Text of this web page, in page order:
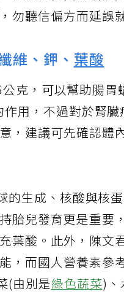
勿聽信偏方而延誤
維、鉀、葉酸
克，可以幫助腸胃
用，不過對於腎臟
，建議可先確認體
生成、核酸與核
胎兒發育更是重要
葉酸。此外，陳文
，而國人營養素參
(由別是綠色蔬菜)